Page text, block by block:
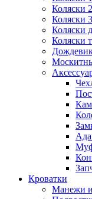
Коляски
Коляски
Коляски
Коляски
Кроватки
Манежи